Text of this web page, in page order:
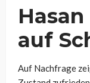
auf
Auf Nachfrage